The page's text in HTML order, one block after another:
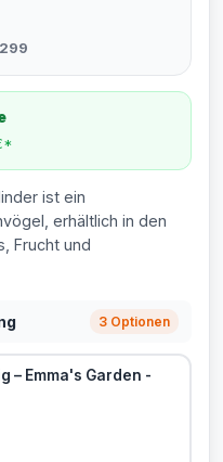
ist ein
erhältlich in den
Frucht und
3 Optionen
– Emma's Garden -